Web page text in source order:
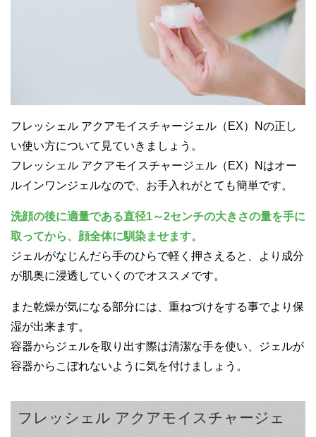
フレッシェル アクアモイスチャージェル（EX）Nの正し
い使い方について見ていきましょう。
フレッシェル アクアモイスチャージェル（EX）Nはオー
ルインワンジェルなので、お手入れがとても簡単です。
洗顔の後に適量である直径1～2センチの大きさの量を手に
取ってから、顔全体に馴染ませます。
ジェルがなじんだら手のひらで軽く押さえると、より成分
が肌奥に浸透していくのでオススメです。
また乾燥が気になる部分には、重ねづけをする事でより保
湿が出来ます。
容器からジェルを取り出す際は清潔な手を使い、ジェルが
容器からこぼれないように気を付けましょう。
フレッシェル アクアモイスチャージェ